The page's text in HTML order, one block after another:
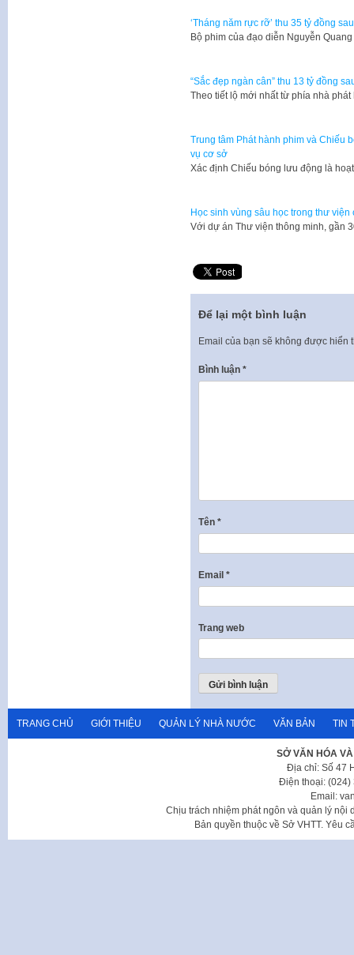
‘Tháng năm rực rỡ’ thu 35 tỷ đồng
Bộ phim của đạo diễn Nguyễn
“Sắc đẹp ngàn cân” thu 13 tỷ đồng
Theo tiết lộ mới nhất từ phía nhà
Trung tâm Phát hành phim và Chiếu
vụ cơ sở
Xác định Chiếu bóng lưu động là
Học sinh vùng sâu học trong thư viện
​Với dự án Thư viện thông minh, gần
Để lại một bình luận
Email của bạn sẽ không được hiển
Bình luận *
Tên *
Email *
Trang web
TRANG CHỦ GIỚI THIỆU QUẢN LÝ NHÀ NƯỚC VĂN BẢN TIN
SỞ VĂN HÓA
Địa chỉ: Số 47
Điện thoại: (024)
Email:
Chịu trách nhiệm phát ngôn và quản lý nội
Bản quyền thuộc về Sở VHTT. Yêu